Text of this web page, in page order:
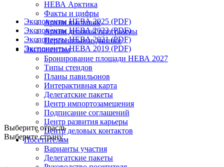
НЕВА Арктика
Факты и цифры
Архив выставок
Архив деловой программы
Персональные данные
Экспонентам
Бронирование площади НЕВА 2027
Типы стендов
Планы павильонов
Интерактивная карта
Делегатские пакеты
Центр импортозамещения
Подписание соглашений
Центр развития карьеры
Центр деловых контактов
Посетителям
Варианты участия
Делегатские пакеты
Экспоненты НЕВА 2025 (PDF)
Экспоненты НЕВА 2023 (PDF)
Экспоненты НЕВА 2021 (PDF)
Экспоненты НЕВА 2019 (PDF)
Выберите отрасль
Выберите страну